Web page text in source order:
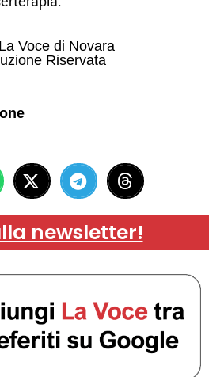
Voce di Novara
Riservata
newsletter!